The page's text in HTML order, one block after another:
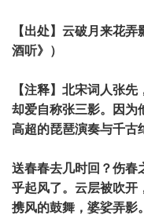
【出处】云破月来花
酒听》）
【注释】北宋词人张
却爱自称张三影。因为
高超的琵琶演奏与千古
送春春去几时回？伤春
乎起风了。云层被吹开
携风的鼓舞，婆娑弄影